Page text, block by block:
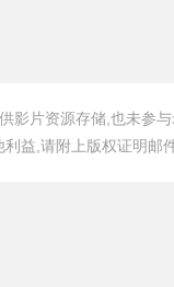
影片资源存储,也未参
益,请附上版权证明